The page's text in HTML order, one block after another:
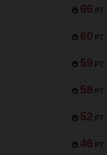
66 PT
60 PT
59 PT
58 PT
52 PT
46 PT